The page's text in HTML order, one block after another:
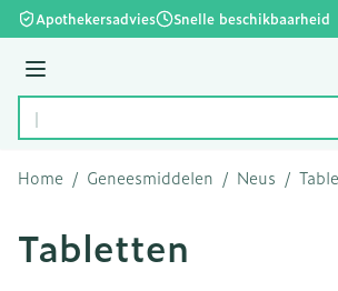
Ga naar de inhoud
Apothekersadvies Snelle beschikbaarheid
Menu
Product, merk, categorie...
Home / Geneesmiddelen / Neus /
Tabletten